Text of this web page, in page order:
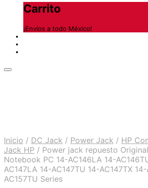
Carrito
¡Envíos a todo México!
Inicio / DC Jack / Power Jack / HP
Jack HP / Power jack repuesto
Notebook PC 14-AC146LA 14-
AC147LA 14-AC147TU 14-AC147TX
AC157TU Series